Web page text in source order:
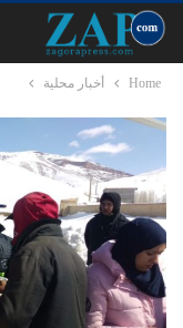
Home أخبار محلية